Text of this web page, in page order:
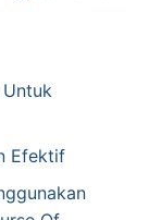
Untuk
Efektif